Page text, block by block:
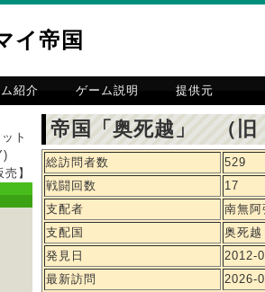
イ帝国
紹介 ゲーム説明 提供元
ト
】
帝国「奥死越」 （旧
総訪問者数
529
戦闘回数
17
支配者
南無
支配国
奥死越
発見日
2012-
最新訪問
2026-